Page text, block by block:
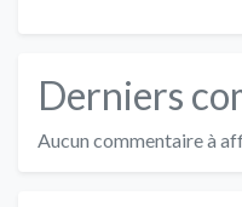
Derniers
Aucun commentaire à